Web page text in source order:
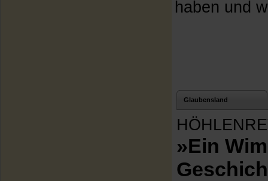
haben und
Glaubensland
»Ein